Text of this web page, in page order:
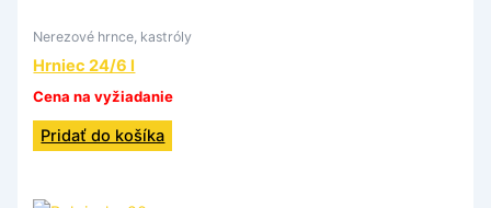
Nerezové hrnce, kastróly
Hrniec 24/6 l
Cena na vyžiadanie
Pridať do košíka